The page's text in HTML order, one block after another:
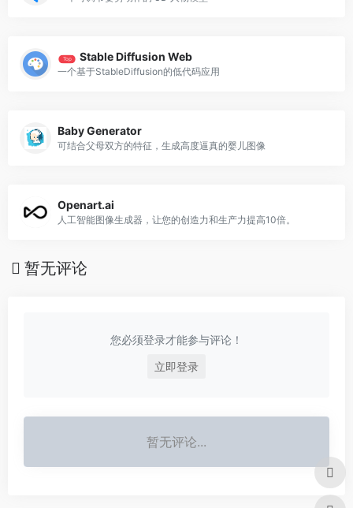
Top Stable Diffusion Web
一个基于StableDiffusion的低代码应用
Baby Generator
可结合父母双方的特征，生成高度逼真的婴儿图像
Openart.ai
人工智能图像生成器，让您的创造力和生产力提高10倍。
暂无评论
您必须登录才能参与评论！
立即登录
暂无评论...